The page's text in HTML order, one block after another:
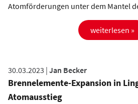
Atomförderungen unter dem Mantel
weiterlesen »
30.03.2023 | Jan Becker
Brennelemente-Expansion in
Atomausstieg